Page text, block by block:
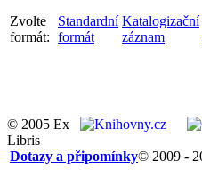
Zvolte
formát:
Standardní
formát
Katalogizační
záznam
© 2005 Ex
Libris
© 2009 -
Dotazy a připomínky